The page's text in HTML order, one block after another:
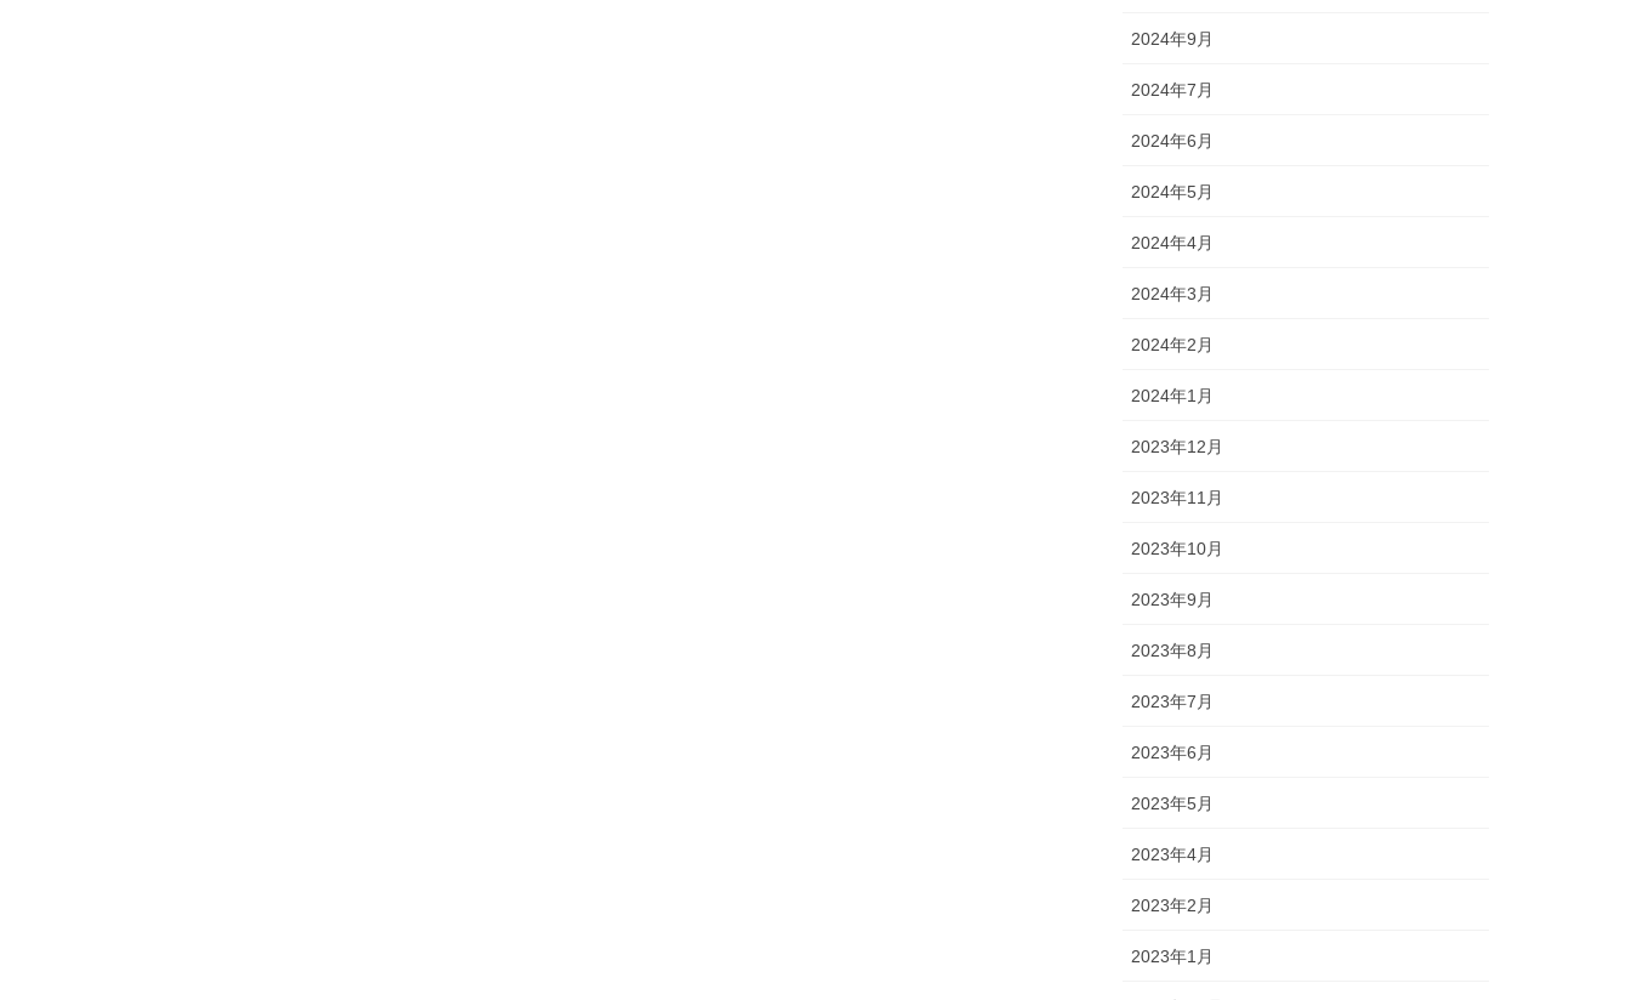
2024年9月
2024年7月
2024年6月
2024年5月
2024年4月
2024年3月
2024年2月
2024年1月
2023年12月
2023年11月
2023年10月
2023年9月
2023年8月
2023年7月
2023年6月
2023年5月
2023年4月
2023年2月
2023年1月